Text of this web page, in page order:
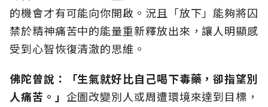
的機會才有可能向你開啟。況且「放下」能夠將囚
禁於精神痛苦中的能量重新釋放出來，讓人明顯感
受到心智恢復清澈的思維。
佛陀曾說：「生氣就好比自己喝下毒藥，卻指望別
人痛苦。」 企圖改變別人或周遭環境來達到目標，